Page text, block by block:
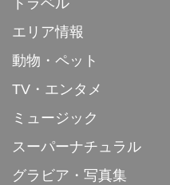
トラベル
エリア情報
動物・ペット
TV・エンタメ
ミュージック
スーパーナチュラル
グラビア・写真集